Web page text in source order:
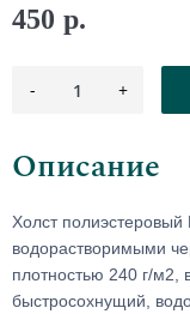
450 р.
- 1 +
Описание
Холст полиэстеровый
водорастворимыми
плотностью 240 г/м2,
быстросохнущий,